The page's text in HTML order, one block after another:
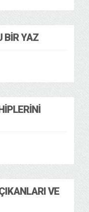
BIR YAZ
VE